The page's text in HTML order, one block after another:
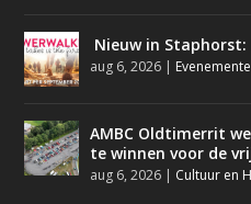
Nieuw in Staphorst:
aug 6, 2026 |
AMBC Oldtimerrit
te winnen voor de
aug 6, 2026 | Cultuur en